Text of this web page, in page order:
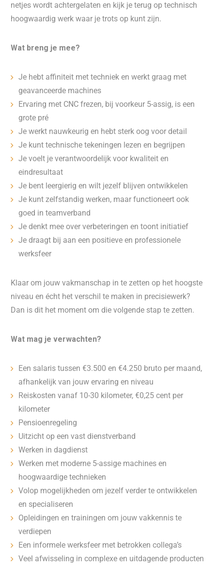
netjes wordt achtergelaten en kijk je terug op technisch
hoogwaardig werk waar je trots op kunt zijn.
Wat breng je mee?
Je hebt affiniteit met techniek en werkt graag met
geavanceerde machines
Ervaring met CNC frezen, bij voorkeur 5-assig, is een
grote pré
Je werkt nauwkeurig en hebt sterk oog voor detail
Je kunt technische tekeningen lezen en begrijpen
Je voelt je verantwoordelijk voor kwaliteit en
eindresultaat
Je bent leergierig en wilt jezelf blijven ontwikkelen
Je kunt zelfstandig werken, maar functioneert ook
goed in teamverband
Je denkt mee over verbeteringen en toont initiatief
Je draagt bij aan een positieve en professionele
werksfeer
Klaar om jouw vakmanschap in te zetten op het hoogste
niveau en écht het verschil te maken in precisiewerk?
Dan is dit het moment om die volgende stap te zetten.
Wat mag je verwachten?
Een salaris tussen €3.500 en €4.250 bruto per maand,
afhankelijk van jouw ervaring en niveau
Reiskosten vanaf 10-30 kilometer, €0,25 cent per
kilometer
Pensioenregeling
Uitzicht op een vast dienstverband
Werken in dagdienst
Werken met moderne 5-assige machines en
hoogwaardige technieken
Volop mogelijkheden om jezelf verder te ontwikkelen
en specialiseren
Opleidingen en trainingen om jouw vakkennis te
verdiepen
Een informele werksfeer met betrokken collega’s
Veel afwisseling in complexe en uitdagende producten